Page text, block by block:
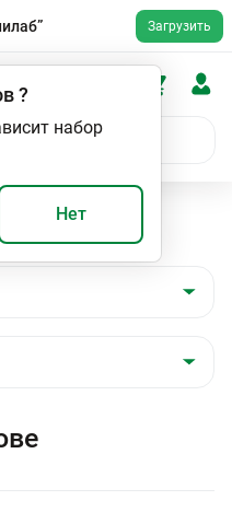
Загрузить
?
набор
Нет
Гепатиты